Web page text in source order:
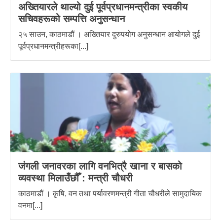
अख्तियारले थाल्यो दुई पूर्वप्रधानमन्त्रीका स्वकीय
सचिवहरूको सम्पत्ति अनुसन्धान
२५ साउन, काठमाडौं । अख्तियार दुरुपयोग अनुसन्धान आयोगले दुई
पूर्वप्रधानमन्त्रीहरूका[...]
जंगली जनावरका लागि वनभित्रै खाना र बासको
व्यवस्था मिलाउँछौँ : मन्त्री चौधरी
काठमाडौं । कृषि, वन तथा पर्यावरणमन्त्री गीता चौधरीले सामुदायिक
वनमा[...]